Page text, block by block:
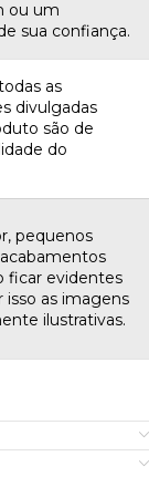
ou um
sua confiança.
as
divulgadas
são de
do
pequenos
ficar evidentes
isso as imagens
ilustrativas.